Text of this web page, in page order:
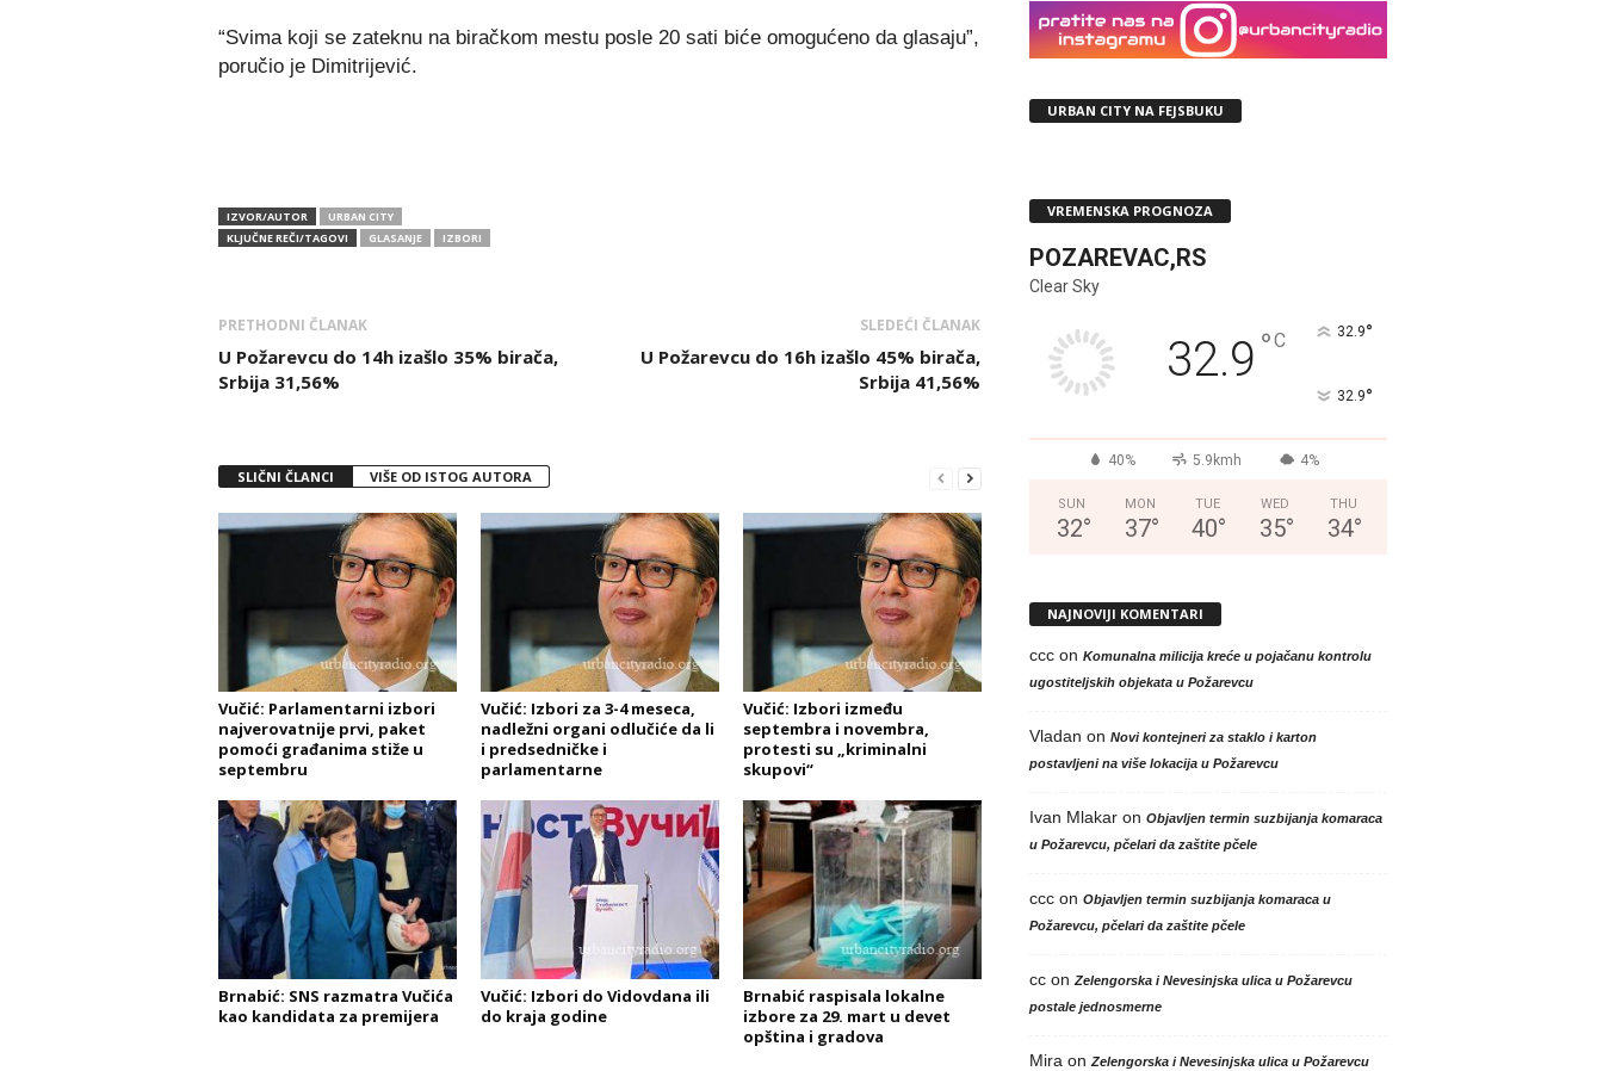
“Svima koji se zateknu na biračkom mestu posle 20 sati biće omogućeno da glasaju”,
poručio je Dimitrijević.
IZVOR/AUTOR
URBAN CITY
KLJUČNE REČI/TAGOVI
GLASANJE IZBORI
PRETHODNI ČLANAK
U Požarevcu do 14h izašlo 35% birača,
Srbija 31,56%
SLEDEĆI ČLANAK
U Požarevcu do 16h izašlo 45% birača,
Srbija 41,56%
SLIČNI ČLANCI VIŠE OD ISTOG AUTORA
Vučić: Parlamentarni izbori
najverovatnije prvi, paket
pomoći građanima stiže u
septembru
Vučić: Izbori za 3-4 meseca,
nadležni organi odlučiće da li
i predsedničke i
parlamentarne
Vučić: Izbori između
septembra i novembra,
protesti su „kriminalni
skupovi“
Brnabić: SNS razmatra Vučića
kao kandidata za premijera
Vučić: Izbori do Vidovdana ili
do kraja godine
Brnabić raspisala lokalne
izbore za 29. mart u devet
opština i gradova
URBAN CITY NA FEJSBUKU
VREMENSKA PROGNOZA
POZAREVAC,RS
Clear Sky
32.9 °C 32.9°
32.9°
40% 5.9kmh 4%
SUN
32°
MON
37°
TUE
40°
WED
35°
THU
34°
NAJNOVIJI KOMENTARI
cccon Komunalna milicija kreće u pojačanu kontrolu
ugostiteljskih objekata u Požarevcu
Vladan on Novi kontejneri za staklo i karton
postavljeni na više lokacija u Požarevcu
Ivan Mlakaron Objavljen termin suzbijanja komaraca
u Požarevcu, pčelari da zaštite pčele
cccon Objavljen termin suzbijanja komaraca u
Požarevcu, pčelari da zaštite pčele
ccon Zelengorska i Nevesinjska ulica u Požarevcu
postale jednosmerne
Mira on Zelengorska i Nevesinjska ulica u Požarevcu